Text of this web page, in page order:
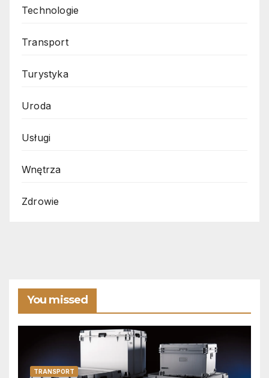
Technologie
Transport
Turystyka
Uroda
Usługi
Wnętrza
Zdrowie
You missed
TRANSPORT